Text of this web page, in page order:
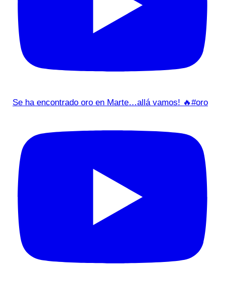
Se ha encontrado oro en Marte…allá vamos! 🔥#oro